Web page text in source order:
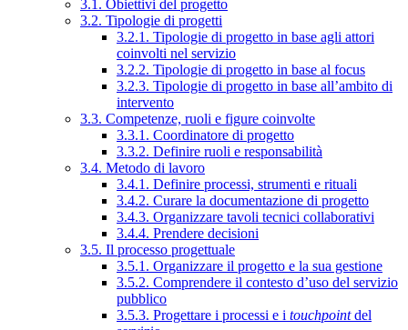
3.1. Obiettivi del progetto
3.2. Tipologie di progetti
3.2.1. Tipologie di progetto in base agli attori
coinvolti nel servizio
3.2.2. Tipologie di progetto in base al focus
3.2.3. Tipologie di progetto in base all’ambito di
intervento
3.3. Competenze, ruoli e figure coinvolte
3.3.1. Coordinatore di progetto
3.3.2. Definire ruoli e responsabilità
3.4. Metodo di lavoro
3.4.1. Definire processi, strumenti e rituali
3.4.2. Curare la documentazione di progetto
3.4.3. Organizzare tavoli tecnici collaborativi
3.4.4. Prendere decisioni
3.5. Il processo progettuale
3.5.1. Organizzare il progetto e la sua gestione
3.5.2. Comprendere il contesto d’uso del servizio
pubblico
3.5.3. Progettare i processi e i touchpointdel